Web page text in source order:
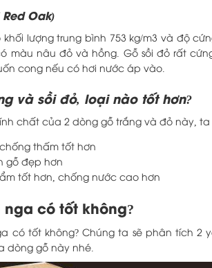
Oak)
khối lượng trung bình 753 kg/m3 và độ
màu nâu đỏ và hồng. Gỗ sồi đỏ rất
cong nếu có hơi nước áp vào.
và sồi đỏ, loại nào tốt hơn?
chất của 2 dòng gỗ trắng và đỏ này,
thấm tốt hơn
gỗ đẹp hơn
tốt hơn, chống nước cao hơn
nga có tốt không?
có tốt không? Chúng ta sẽ phân tích
dòng gỗ này nhé.